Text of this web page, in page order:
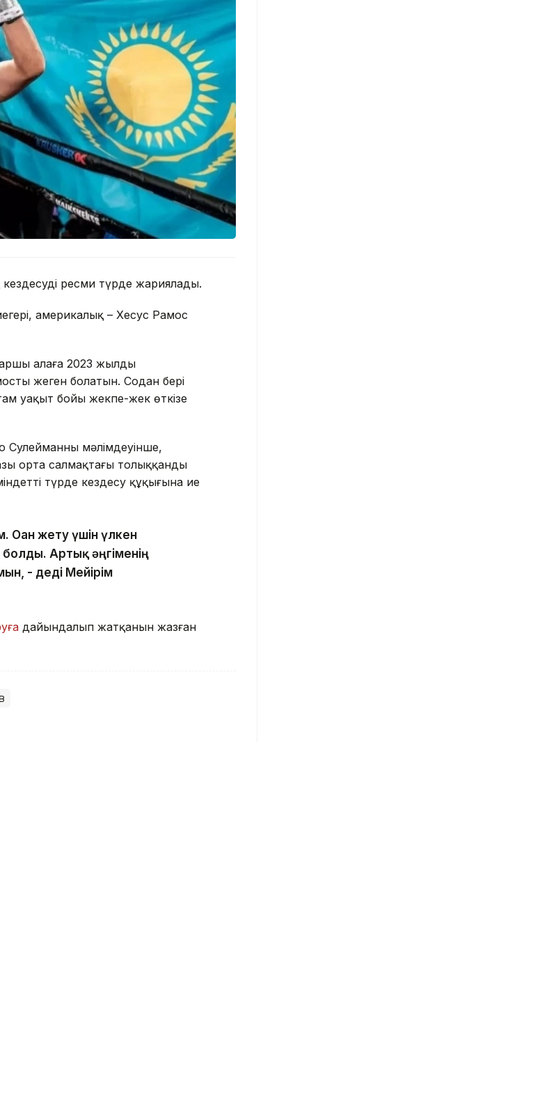
ресми түрде жариялады.
америкалық – Хесус Рамос
алаңға 2023 жылдың
жеңген болатын. Содан бері
уақыт бойы жекпе-жек өткізе
Сулейманның мәлімдеуінше,
орта салмақтағы толыққанды
түрде кездесу құқығына ие
Оған жету үшін үлкен
Артық әңгіменің
- деді Мейірім
дайындалып жатқанын жазған